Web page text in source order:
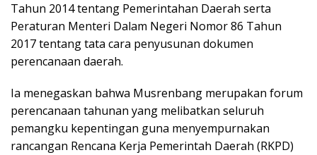
Tahun 2014 tentang Pemerintahan Daerah serta
Peraturan Menteri Dalam Negeri Nomor 86 Tahun
2017 tentang tata cara penyusunan dokumen
perencanaan daerah.
Ia menegaskan bahwa Musrenbang merupakan forum
perencanaan tahunan yang melibatkan seluruh
pemangku kepentingan guna menyempurnakan
rancangan Rencana Kerja Pemerintah Daerah (RKPD)